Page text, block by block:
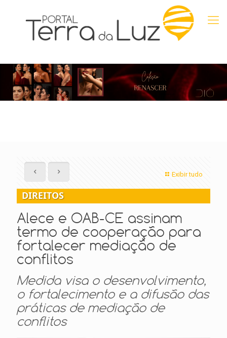
Exibir tudo
DIREITOS
Alece e OAB-CE assinam
termo de cooperação para
fortalecer mediação de
conflitos
Medida visa o desenvolvimento,
o fortalecimento e a difusão das
práticas de mediação de
conflitos